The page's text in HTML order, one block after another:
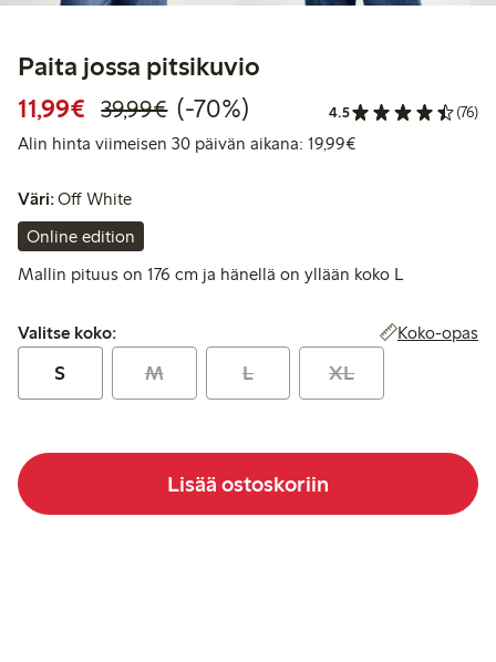
Paita jossa pitsikuvio
11,99€ Alennettu hinta: 11,99 €
39,99€Normaalihinta: 39,99 €
70% alennus
(-70%) 4.5 (76)
Alin hinta viimeisen 30 päivän aikana: 19,99€Alin hinta
Väri:Off White
Online edition
Mallin pituus on 176 cm ja hänellä on yllään koko L
Valitse koko:
Valitse koko: Koko-opas
S M L XL
Lisää ostoskoriin